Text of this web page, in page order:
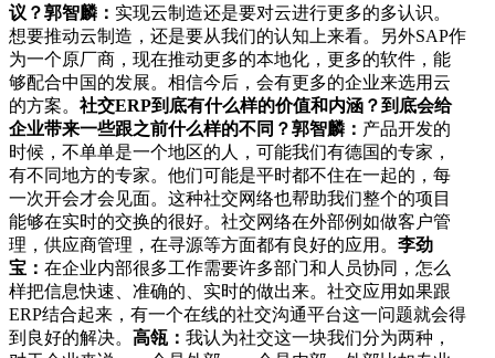
议？郭智麟： 实现云制造还是要对云进行更多的多认识。
想要推动云制造，还是要从我们的认知上来看。另外SAP作
为一个原厂商，现在推动更多的本地化，更多的软件，能
够配合中国的发展。相信今后，会有更多的企业来选用云
的方案。 社交ERP到底有什么样的价值和内涵？到底会给
企业带来一些跟之前什么样的不同？郭智麟： 产品开发的
时候，不单单是一个地区的人，可能我们有德国的专家，
有不同地方的专家。他们可能是平时都不住在一起的，每
一次开会才会见面。这种社交网络也帮助我们整个的项目
能够在实时的交换的很好。社交网络在外部例如做客户管
理，供应商管理，在寻源等方面都有良好的应用。 李劲
宝： 在企业内部很多工作需要许多部门和人员协同，怎么
样把信息快速、准确的、实时的做出来。社交应用如果跟
ERP结合起来，有一个在线的社交沟通平台这一问题就会得
到良好的解决。 高瓴： 我认为社交这一块我们分为两种，